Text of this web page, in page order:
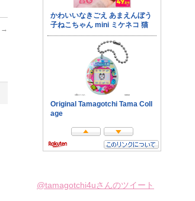
→
@tamagotchi4uさんのツイート